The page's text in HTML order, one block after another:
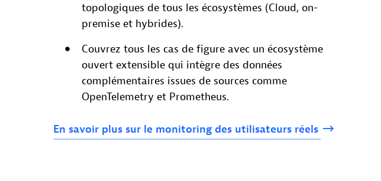
topologiques de tous les écosystèmes (Cloud, on-
premise et hybrides).
Couvrez tous les cas de figure avec un écosystème
ouvert extensible qui intègre des données
complémentaires issues de sources comme
OpenTelemetry et Prometheus.
En savoir plus sur le monitoring des utilisateurs réels